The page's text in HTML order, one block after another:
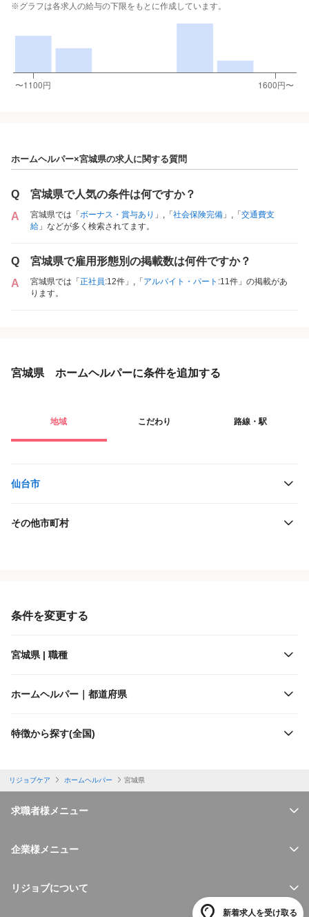
※グラフは各求人の給与の下限をもとに作成しています。
ホームヘルパー×宮城県の求人に関する質問
Q
宮城県で人気の条件は何ですか？
A
宮城県では「 ボーナス・賞与あり 」,「 社会保険完備 」,「 交通費支
給 」などが多く検索されてます。
Q
宮城県で雇用形態別の掲載数は何件ですか？
A
宮城県では「 正社員:12件」,「 アルバイト・パート :11件」の掲載があ
ります。
宮城県 ホームヘルパーに条件を追加する
地域 こだわり 路線・駅
仙台市
その他市町村
条件を変更する
宮城県 | 職種
ホームヘルパー｜都道府県
特徴から探す(全国)
リジョブケア ホームヘルパー 宮城県
新着求人を受け取る
求職者様メニュー
企業様メニュー
リジョブについて